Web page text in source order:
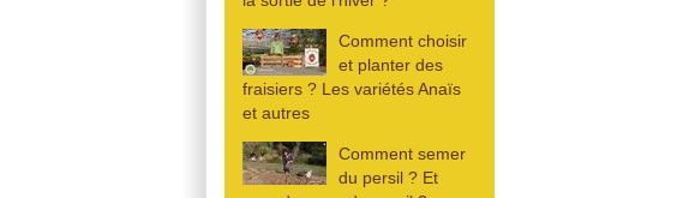
Comment choisir
et planter des
fraisiers ? Les variétés Anaïs
et autres
Comment semer
du persil ? Et